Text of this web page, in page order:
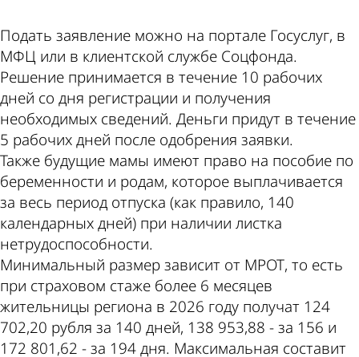
Подать заявление можно на портале Госуслуг, в
МФЦ или в клиентской службе Соцфонда.
Решение принимается в течение 10 рабочих
дней со дня регистрации и получения
необходимых сведений. Деньги придут в течение
5 рабочих дней после одобрения заявки.
Также будущие мамы имеют право на пособие по
беременности и родам, которое выплачивается
за весь период отпуска (как правило, 140
календарных дней) при наличии листка
нетрудоспособности.
Минимальный размер зависит от МРОТ, то есть
при страховом стаже более 6 месяцев
жительницы региона в 2026 году получат 124
702,20 рубля за 140 дней, 138 953,88 - за 156 и
172 801,62 - за 194 дня. Максимальная составит